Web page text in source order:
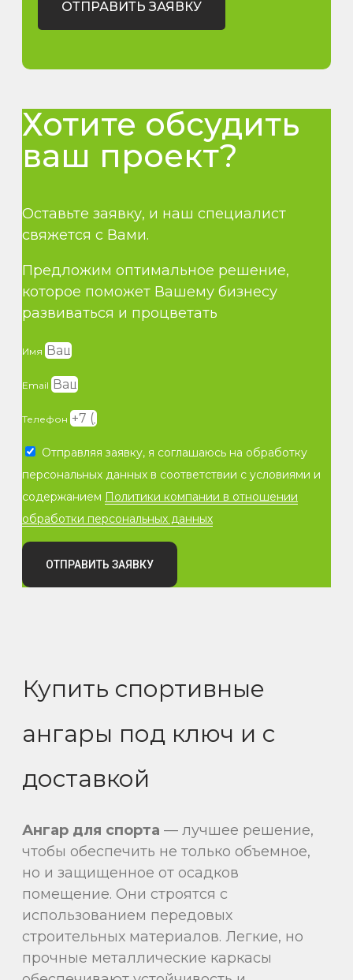
ОТПРАВИТЬ ЗАЯВКУ
Хотите обсудить
ваш проект?
Оставьте заявку, и наш специалист
свяжется с Вами.
Предложим оптимальное решение,
которое поможет Вашему бизнесу
развиваться и процветать
Имя
Email
Телефон
Отправляя заявку, я соглашаюсь на обработку
персональных данных в соответствии с условиями и
содержанием Политики компании в отношении
обработки персональных данных
ОТПРАВИТЬ ЗАЯВКУ
Купить спортивные
ангары под ключ и с
доставкой
Ангар для спорта — лучшее решение,
чтобы обеспечить не только объемное,
но и защищенное от осадков
помещение. Они строятся с
использованием передовых
строительных материалов. Легкие, но
прочные металлические каркасы